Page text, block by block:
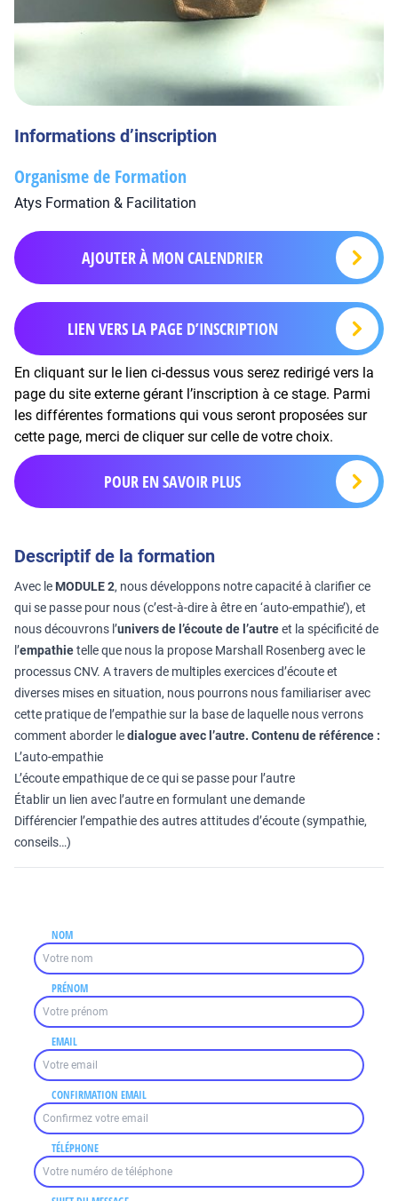
Informations d’inscription
Organisme de Formation
Atys Formation & Facilitation
AJOUTER À MON CALENDRIER
LIEN VERS LA PAGE D’INSCRIPTION
En cliquant sur le lien ci-dessus vous serez redirigé vers la
page du site externe gérant l’inscription à ce stage. Parmi
les différentes formations qui vous seront proposées sur
cette page, merci de cliquer sur celle de votre choix.
POUR EN SAVOIR PLUS
Descriptif de la formation
Avec le MODULE 2, nous développons notre capacité à clarifier ce
qui se passe pour nous (c’est-à-dire à être en ‘auto-empathie’), et
nous découvrons l’univers de l’écoute de l’autreet la spécificité de
l’empathietelle que nous la propose Marshall Rosenberg avec le
processus CNV. A travers de multiples exercices d’écoute et
diverses mises en situation, nous pourrons nous familiariser avec
cette pratique de l’empathie sur la base de laquelle nous verrons
comment aborder ledialogue avec l’autre. Contenu de référence :
L’auto-empathie
L’écoute empathique de ce qui se passe pour l’autre
Établir un lien avec l’autre en formulant une demande
Différencier l’empathie des autres attitudes d’écoute (sympathie,
conseils…)
NOM
PRÉNOM
EMAIL
CONFIRMATION EMAIL
TÉLÉPHONE